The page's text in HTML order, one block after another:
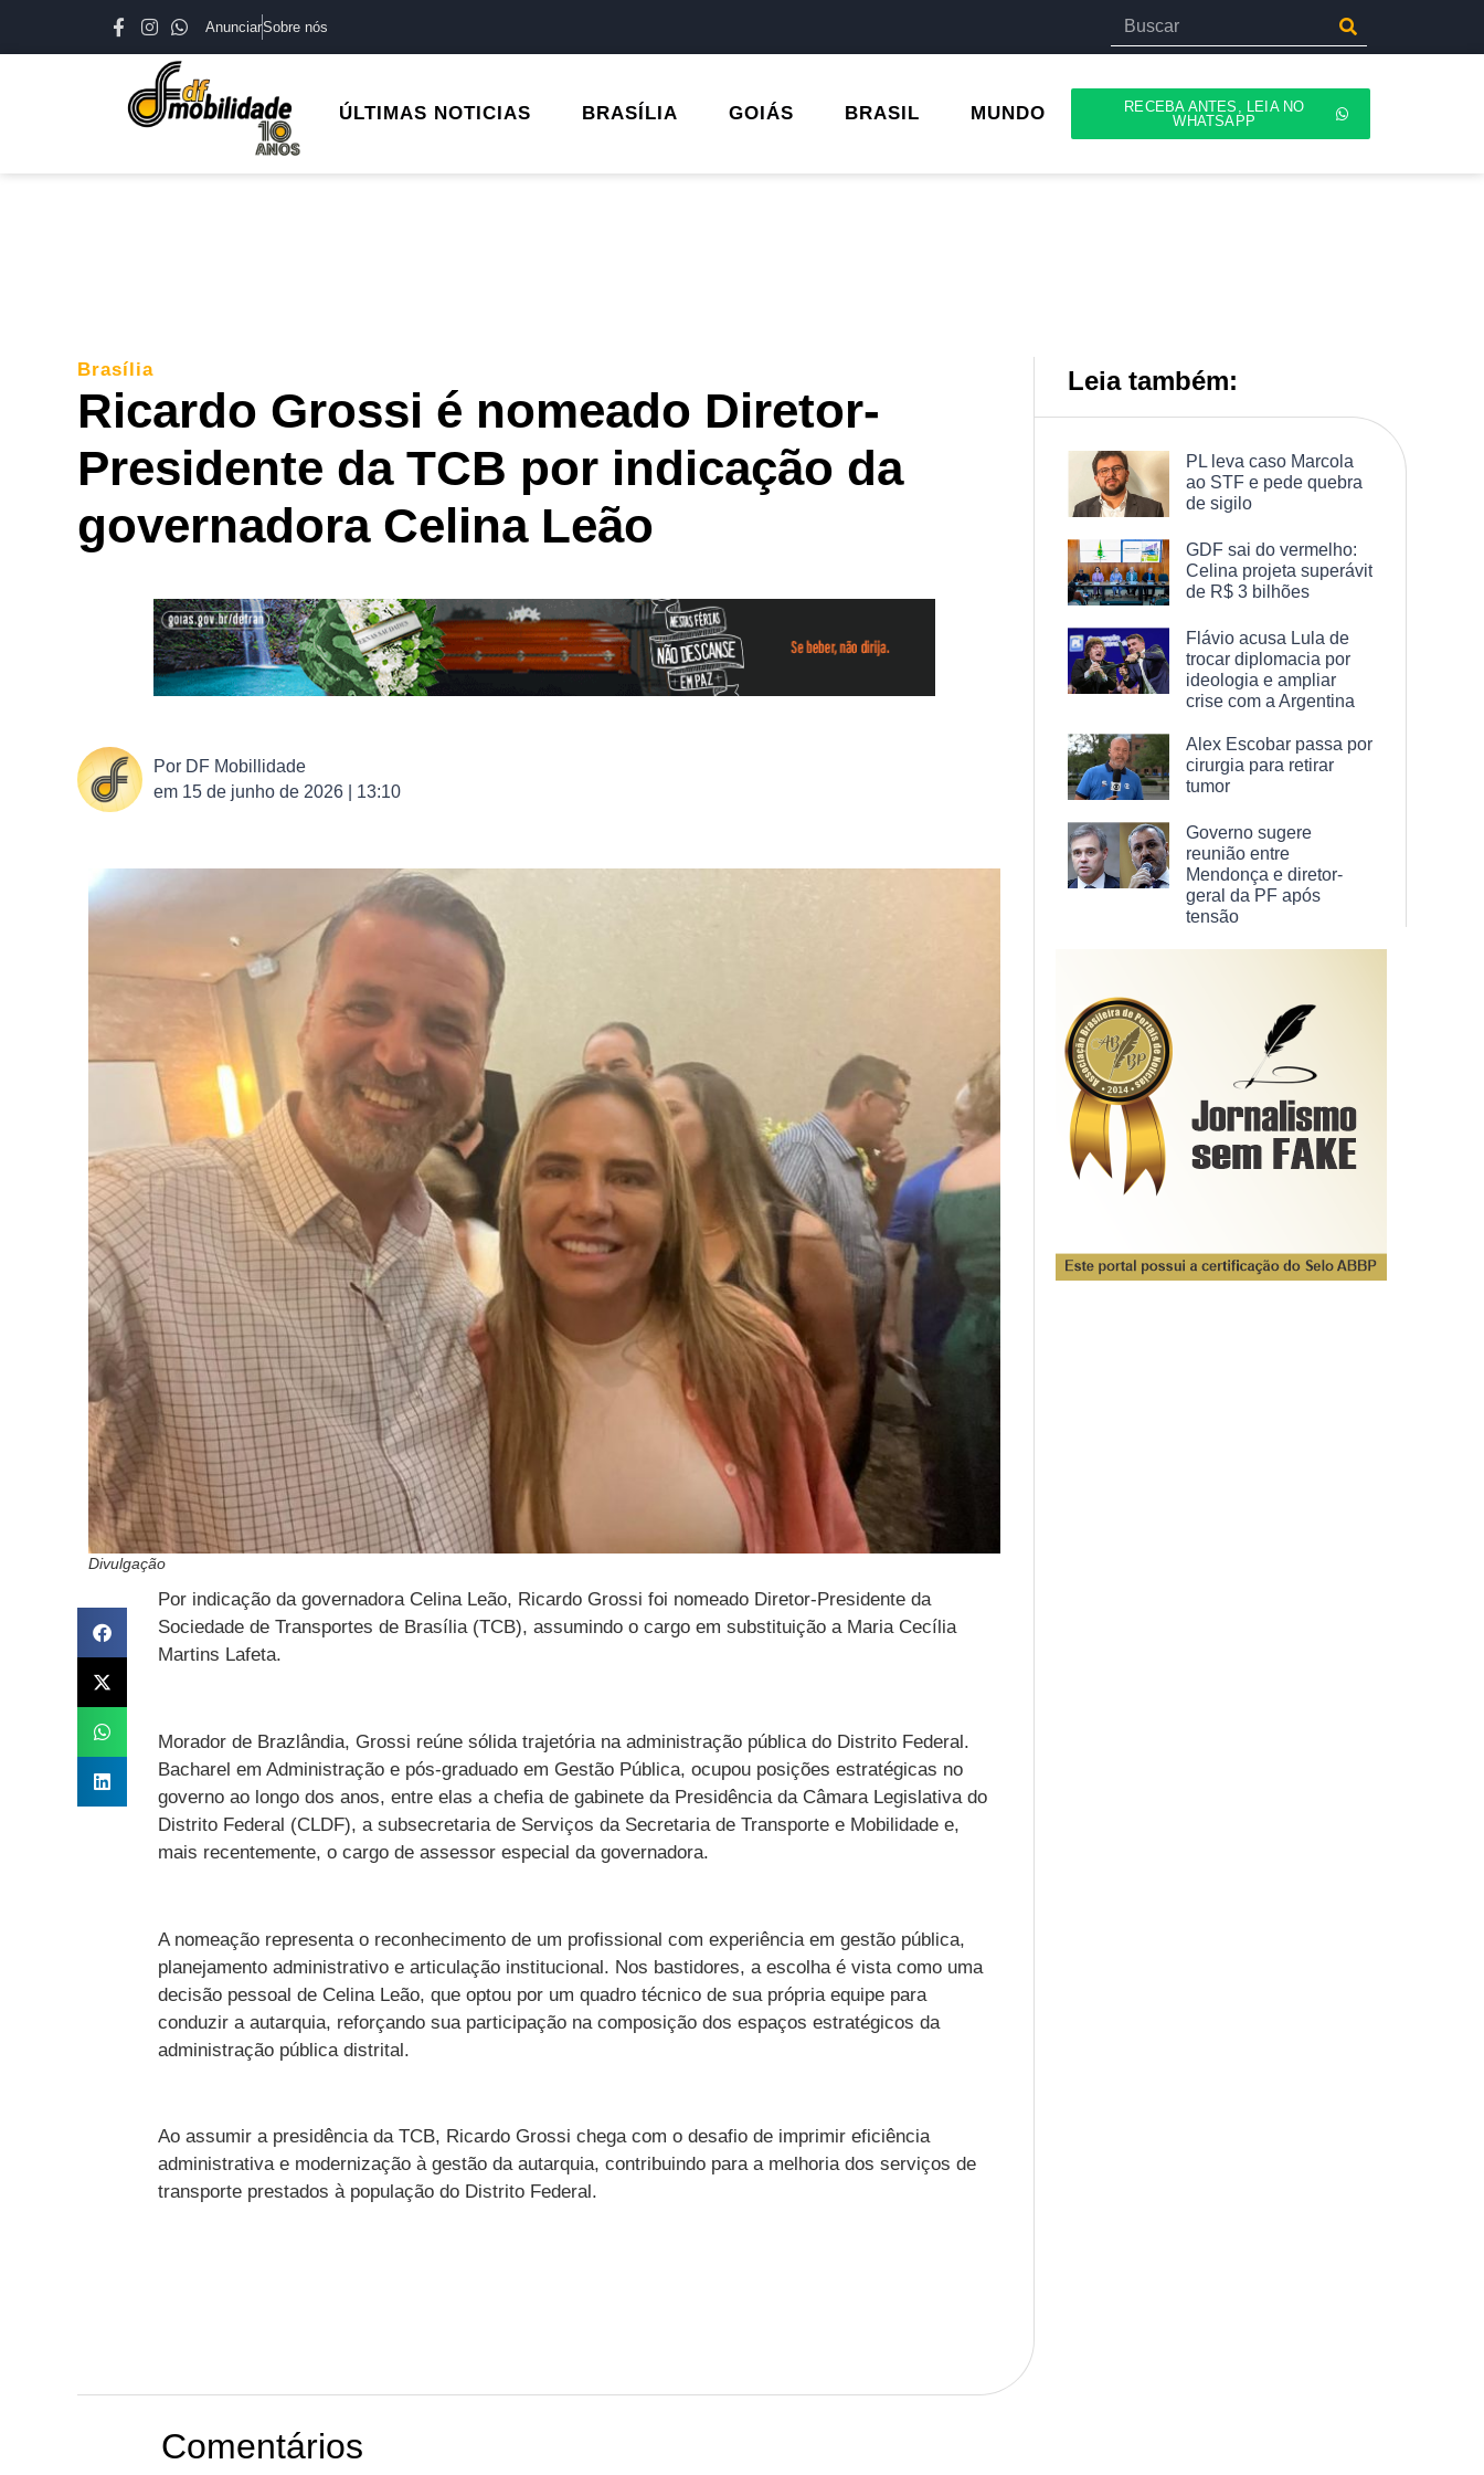
AnunciarSobre nós
ÚLTIMAS NOTICIAS BRASÍLIA GOIÁS BRASIL MUNDO
RECEBA ANTES, LEIA NO
WHATSAPP
Brasília
Ricardo Grossi é nomeado Diretor-
Presidente da TCB por indicação da
governadora Celina Leão
Por DF Mobillidade
em 15 de junho de 2026 | 13:10
Divulgação
Por indicação da governadora Celina Leão, Ricardo Grossi foi nomeado Diretor-Presidente da
Sociedade de Transportes de Brasília (TCB), assumindo o cargo em substituição a Maria Cecília
Martins Lafeta.
Morador de Brazlândia, Grossi reúne sólida trajetória na administração pública do Distrito Federal.
Bacharel em Administração e pós-graduado em Gestão Pública, ocupou posições estratégicas no
governo ao longo dos anos, entre elas a chefia de gabinete da Presidência da Câmara Legislativa do
Distrito Federal (CLDF), a subsecretaria de Serviços da Secretaria de Transporte e Mobilidade e,
mais recentemente, o cargo de assessor especial da governadora.
A nomeação representa o reconhecimento de um profissional com experiência em gestão pública,
planejamento administrativo e articulação institucional. Nos bastidores, a escolha é vista como uma
decisão pessoal de Celina Leão, que optou por um quadro técnico de sua própria equipe para
conduzir a autarquia, reforçando sua participação na composição dos espaços estratégicos da
administração pública distrital.
Ao assumir a presidência da TCB, Ricardo Grossi chega com o desafio de imprimir eficiência
administrativa e modernização à gestão da autarquia, contribuindo para a melhoria dos serviços de
transporte prestados à população do Distrito Federal.
Leia também:
PL leva caso Marcola
ao STF e pede quebra
de sigilo
GDF sai do vermelho:
Celina projeta superávit
de R$ 3 bilhões
Flávio acusa Lula de
trocar diplomacia por
ideologia e ampliar
crise com a Argentina
Alex Escobar passa por
cirurgia para retirar
tumor
Governo sugere
reunião entre
Mendonça e diretor-
geral da PF após
tensão
Comentários